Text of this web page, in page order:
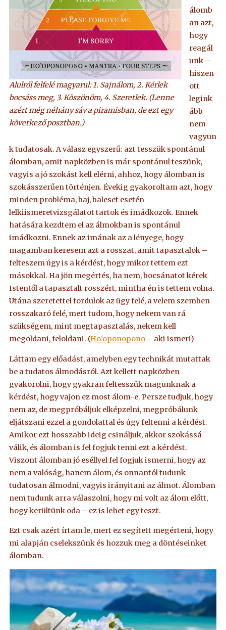
Alulról felfelé magyarul: 1. Sajnálom, 2. Kérlek
bocsáss meg, 3. Köszönöm, 4. Szeretlek. (Lenne
azért még néhány sáv a piramisban, de ezt egy
következő posztban.)
álomb
an azt,
hogy
reagál
unk –
hiszen
ott
legink
ább
nem
vagyun
k tudatosak. A válasz egyszerű: azt tesszük spontánul
álomban, amit napközben is már spontánul teszünk,
vagyis a jó szokást kell elérni, ahhoz, hogy álomban is
szokásszerűen történjen. Évekig gyakoroltam azt, hogy
minden probléma, baj, baleset esetén
lelkiismeretvizsgálatot tartok és imádkozok. Ennek
hatására kezdtem el az álmokban is spontánul
imádkozni. Ennek az imának az a lényege, hogy
magamban keresem azt a rosszat, amit tapasztalok –
felteszem úgy is a kérdést, hogy mikor tettem ezt
másokkal. Ha jön megértés, ha nem, bocsánatot kérek
Istentől a tapasztalt rosszért, mintha én is tettem volna.
Utána szeretettel fordulok az ügy felé, a velem szemben
rosszakaró felé, mert tudom, hogy nekem van rá
szükségem, mint megtapasztalás, nekem kell
megoldani, feloldani. (Ho’oponopono – aki ismeri)
Láttam egy előadást, amelyben egy technikát mutattak
be a tudatos álmodásról. Azt kellett napközben
gyakorolni, hogy gyakran feltesszük magunknak a
kérdést, hogy vajon ez most álom-e. Persze tudjuk, hogy
nem az, de megpróbáljuk elképzelni, megpróbálunk
eljátszani ezzel a gondolattal és úgy feltenni a kérdést.
Amikor ezt hosszabb ideig csináljuk, akkor szokássá
válik, és álomban is fel fogjuk tenni ezt a kérdést.
Viszont álomban jó eséllyel fel fogjuk ismerni, hogy az
nem a valóság, hanem álom, és onnantól tudunk
tudatosan álmodni, vagyis irányitani az álmot. Álomban
nem tudunk arra válaszolni, hogy mi volt az álom előtt,
hogy kerültünk oda – ez is lehet egy teszt.
Ezt csak azért írtam le, mert ez segített megérteni, hogy
mi alapján cselekszünk és hozzuk meg a döntéseinket
álomban.